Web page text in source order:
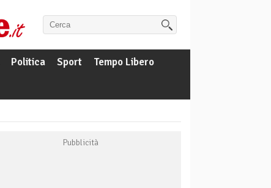
Politica Sport
Tempo Libero